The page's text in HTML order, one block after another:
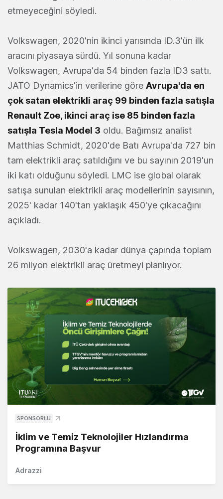
etmeyeceğini söyledi.
Volkswagen, 2020'nin ikinci yarısında ID.3'ün ilk
aracını piyasaya sürdü. Yıl sonuna kadar
Volkswagen, Avrupa'da 54 binden fazla ID3 sattı.
JATO Dynamics'in verilerine göre Avrupa'da en
çok satan elektrikli araç 99 binden fazla satışla
Renault Zoe, ikinci araç ise 85 binden fazla
satışla Tesla Model 3 oldu. Bağımsız analist
Matthias Schmidt, 2020'de Batı Avrupa'da 727 bin
tam elektrikli araç satıldığını ve bu sayının 2019'un
iki katı olduğunu söyledi. LMC ise global olarak
satışa sunulan elektrikli araç modellerinin sayısının,
2025' kadar 140'tan yaklaşık 450'ye çıkacağını
açıkladı.
Volkswagen, 2030'a kadar dünya çapında toplam
26 milyon elektrikli araç üretmeyi planlıyor.
SPONSORLU
İklim ve Temiz Teknolojiler Hızlandırma
Programına Başvur
Adrazzi